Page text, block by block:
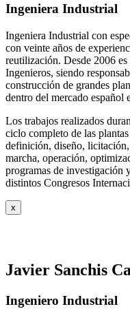
Ingeniera Industrial
Ingeniera Industrial con
con veinte años de
reutilización. Desde 2006
Ingenieros, siendo
construcción de grandes
dentro del mercado español
Los trabajos realizados
ciclo completo de las
definición, diseño,
marcha, operación,
programas de investigación
distintos Congresos
x
Javier Sanchis
Ingeniero Industrial